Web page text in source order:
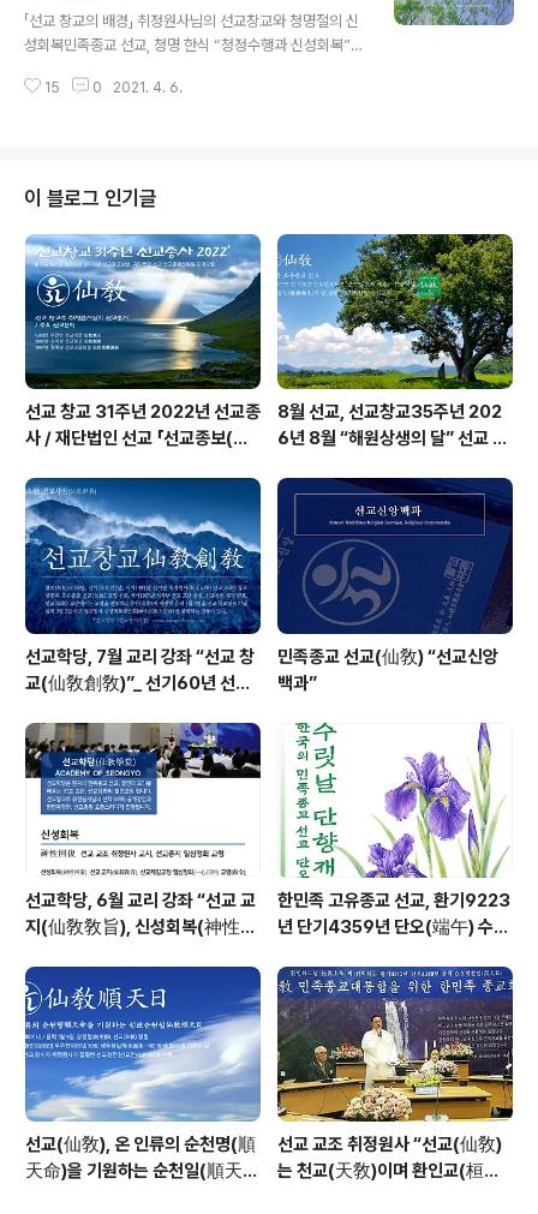
단을 창설하여 천지인합일 정회세상 실현을 모토로 선교종
단 수행공동체를 이끌어가고 있는 취정원사는 “모두가 근
본으로 정회하는 가정의 달이 되기를 기원한다. 정회란 유
리된 각자가 한마음의 가정으로 돌아가는 것이며, 뿌리를
「선교 창교의 배경」 취정원사님의 선교창교와 청명절의 신
성회복민족종교 선교, 청명 한식 “청정수행과 신성회복”
정수행” 영상교화 진행 선교 창교절, 24절기 청명(淸明)
교 삼법계(三法戒), 평정운(平正韻) · 정정취(靜精取) ·
여가례(麗佳禮) 선교수행으로 인류의 신성회복(神性回
復)과 24절기 선교의 절기수행으로 천지인합일(天地人
合一) 정회(正回)의 길을 열어간다” 선교 교단을 창설하
신 취정원사님의 청명 절기 교유 “24절기 청명 절기는 빛
으로 온 세상을 주관하시는 환인상제(桓因上帝..
15 0 2021. 4. 6.
이 블로그 인기글
선교 창교 31주년 2022년 선교종
사 / 재단법인 선교 「선교종보(仙
8월 선교, 선교창교35주년 202
6년 8월 “해원상생의 달” 선교 법
선교학당, 7월 교리 강좌 “선교 창
교(仙敎創敎)”_ 선기60년 선교
민족종교 선교(仙敎) “선교신앙
백과”
선교학당, 6월 교리 강좌 “선교 교
지(仙敎敎旨), 신성회복(神性回
열린학당
한민족 고유종교 선교, 환기9223
년 단기4359년 단오(端午) 수릿
사님 신성교화법문
선교(仙敎), 온 인류의 순천명(順
天命)을 기원하는 순천일(順天
선교 교조 취정원사 “선교(仙敎)
는 천교(天敎)이며 환인교(桓因